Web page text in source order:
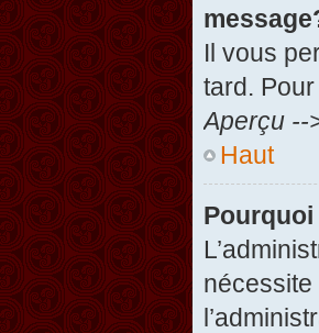
Il vous
tard.
Aperçu --
Haut